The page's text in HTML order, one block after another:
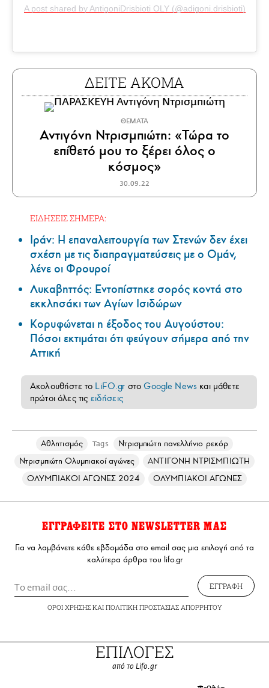
A post shared by AntigoniDrisbioti OLY (@adigoni.drisbioti)
ΔΕΙΤΕ ΑΚΟΜΑ
ΘΕΜΑΤΑ
Αντιγόνη Ντρισμπιώτη: «Τώρα το
επίθετό μου το ξέρει όλος ο
κόσμος»
30.09.22
ΕΙΔΗΣΕΙΣ ΣΗΜΕΡΑ:
Ιράν: Η επαναλειτουργία των Στενών δεν έχει
σχέση με τις διαπραγματεύσεις με ο Ομάν,
λένε οι Φρουροί
Λυκαβηττός: Εντοπίστηκε σορός κοντά στο
εκκλησάκι των Αγίων Ισιδώρων
Κορυφώνεται η έξοδος του Αυγούστου:
Πόσοι εκτιμάται ότι φεύγουν σήμερα από την
Αττική
Ακολουθήστε το LiFO.gr στοGoogle News και μάθετε
πρώτοι όλες τις ειδήσεις
Αθλητισμός Tags
Ντρισμπιώτη πανελλήνιο ρεκόρ
Ντρισμπιώτη Ολυμπιακοί αγώνες
ΑΝΤΙΓΟΝΗ ΝΤΡΙΣΜΠΙΩΤΗ
ΟΛΥΜΠΙΑΚΟΙ ΑΓΩΝΕΣ 2024
ΟΛΥΜΠΙΑΚΟΙ ΑΓΩΝΕΣ
ΕΓΓΡΑΦΕΙΤΕ ΣΤΟ NEWSLETTER ΜΑΣ
Για να λαμβάνετε κάθε εβδομάδα στο email σας μια επιλογή από τα
καλύτερα άρθρα του lifo.gr
ΕΓΓΡΑΦΗ
ΟΡΟΙ ΧΡΗΣΗΣΚΑΙ ΠΟΛΙΤΙΚΗ ΠΡΟΣΤΑΣΙΑΣ ΑΠΟΡΡΗΤΟΥ
ΕΠΙΛΟΓΕΣ
από το Lifo.gr